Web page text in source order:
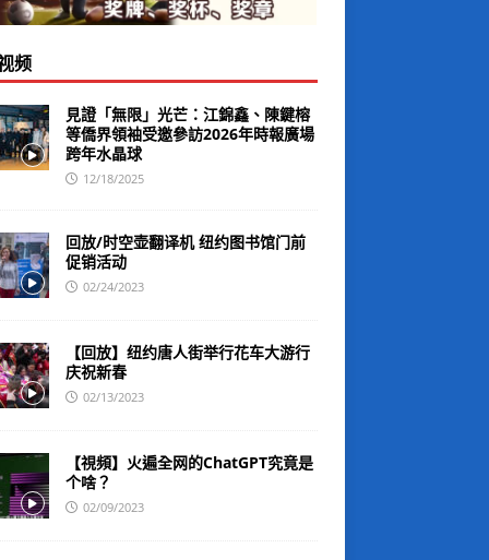
频
見證「無限」光芒：江錦鑫、陳鍵榕
等僑界領袖受邀參訪2026年時報廣場
跨年水晶球
12/18/2025
回放/时空壶翻译机 纽约图书馆门前
促销活动
02/24/2023
【回放】纽约唐人街举行花车大游行
庆祝新春
02/13/2023
【視頻】火遍全网的ChatGPT究竟是
个啥？
02/09/2023